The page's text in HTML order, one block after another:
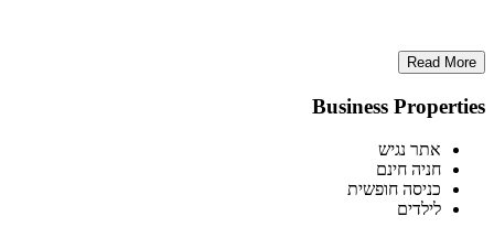
Read More
Business Properties
אתר נגיש
חניה חינם
כניסה חופשית
לילדים